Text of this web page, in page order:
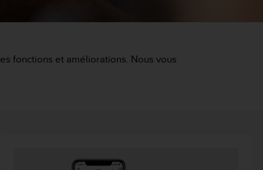
fonctions et améliorations. Nous vous